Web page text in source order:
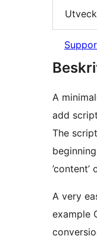
A
add
The
A very
example